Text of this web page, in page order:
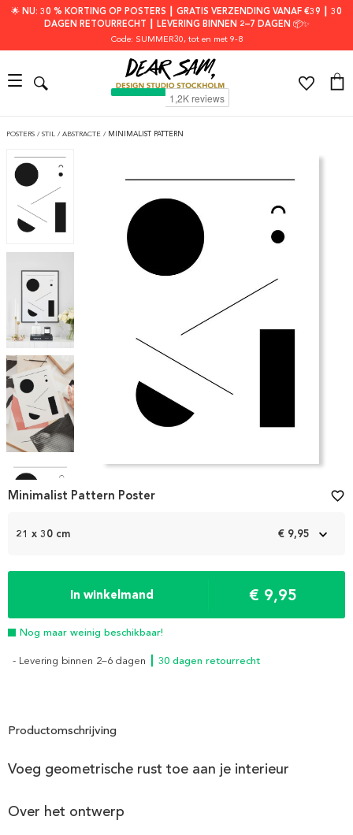
🌟 NU: 30 % KORTING OP POSTERS ┃ GRATIS VERZENDING VANAF €39 ┃ 30
DAGEN RETOURRECHT ┃ LEVERING BINNEN 2–7 DAGEN 📦✨
Code: SUMMER30, tot en met 9-8
POSTERS / STIL / ABSTRACTE / MINIMALIST PATTERN
1
21 x 30 cm € 9,95
In winkelmand € 9,95
Nog maar weinig beschikbaar!
- Levering binnen 2–6 dagen ┃ 30 dagen retourrecht
Minimalist Pattern Poster favorite_border
Productomschrijving
Voeg geometrische rust toe aan je interieur
Over het ontwerp